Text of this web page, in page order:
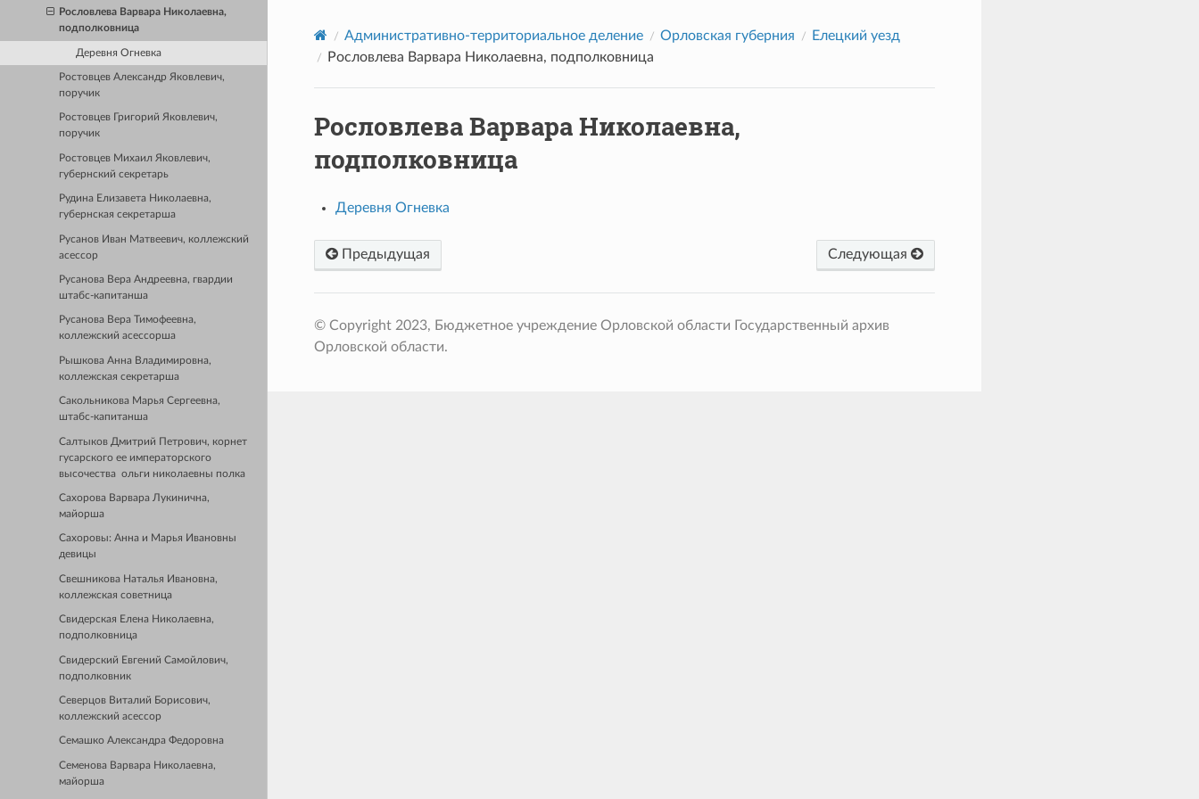
Рословлева Варвара Николаевна,
подполковница
Деревня Огневка
Ростовцев Александр Яковлевич,
поручик
Ростовцев Григорий Яковлевич,
поручик
Ростовцев Михаил Яковлевич,
губернский секретарь
Рудина Елизавета Николаевна,
губернская секретарша
Русанов Иван Матвеевич, коллежский
асессор
Русанова Вера Андреевна, гвардии
штабс-капитанша
Русанова Вера Тимофеевна,
коллежский асессорша
Рышкова Анна Владимировна,
коллежская секретарша
Сакольникова Марья Сергеевна,
штабс-капитанша
Салтыков Дмитрий Петрович, корнет
гусарского ее императорского
высочества ольги николаевны полка
Сахорова Варвара Лукинична,
майорша
Сахоровы: Анна и Марья Ивановны
девицы
Свешникова Наталья Ивановна,
коллежская советница
Свидерская Елена Николаевна,
подполковница
Свидерский Евгений Самойлович,
подполковник
Северцов Виталий Борисович,
коллежский асессор
Семашко Александра Федоровна
Семенова Варвара Николаевна,
майорша
Административно-территориальное деление Орловская губерния
Елецкий уезд
Рословлева Варвара Николаевна, подполковница
Рословлева Варвара Николаевна,
подполковница
Деревня Огневка
Предыдущая Следующая
© Copyright 2023, Бюджетное учреждение Орловской области Государственный архив
Орловской области.